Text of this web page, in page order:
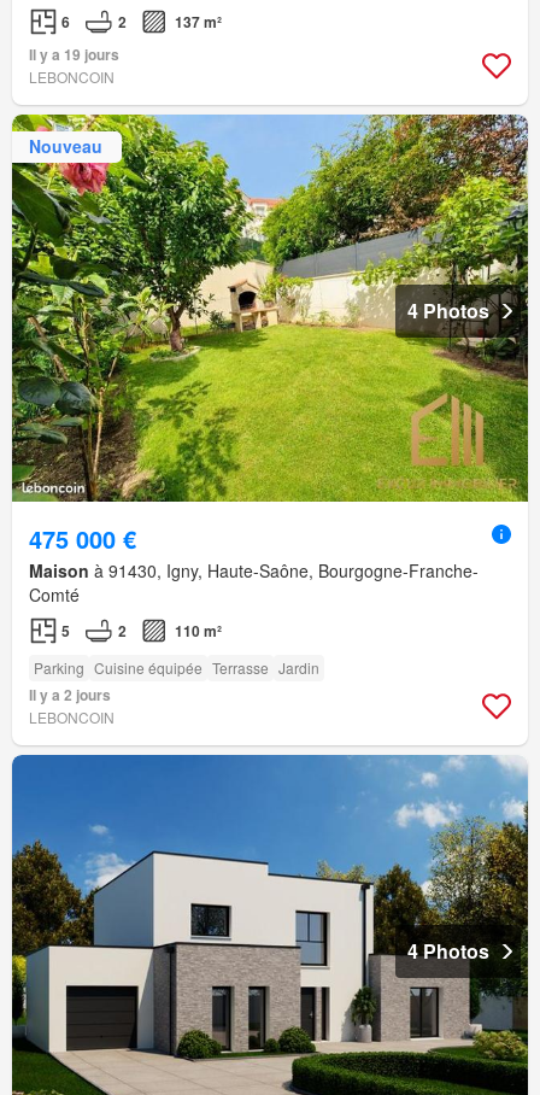
6 2
137 m²
Il y a 19 jours
LEBONCOIN
Nouveau
4 Photos
475 000 €
Maison à 91430, Igny, Haute-Saône, Bourgogne-Franche-
Comté
5 2 110 m²
Parking Cuisine équipée Terrasse Jardin
Il y a 2 jours
LEBONCOIN
4 Photos